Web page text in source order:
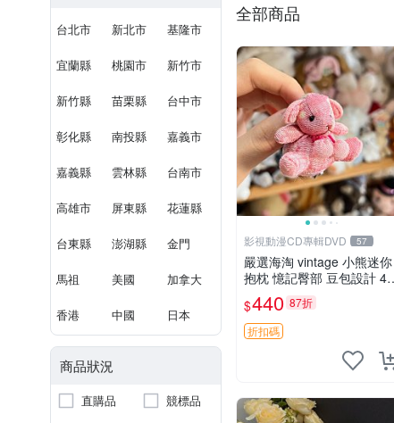
台北市 新北市 基隆市
宜蘭縣 桃園市 新竹市
新竹縣 苗栗縣 台中市
彰化縣 南投縣 嘉義市
嘉義縣 雲林縣 台南市
高雄市 屏東縣 花蓮縣
台東縣 澎湖縣 金門
馬祖 美國 加拿大
香港 中國 日本
商品狀況
直購品
競標品
全部商品
影視動漫CD專輯DVD 57
嚴選海淘 vintage 小熊迷你
抱枕 憶記臀部 豆包設計 4c
m 高 推薦收藏 迷你豆包小
熊、高臀部、豆袋抱枕
$440 87折
折扣碼